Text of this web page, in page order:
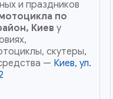
и праздников
по
Киеву
скутеры,
— Киев, ул.